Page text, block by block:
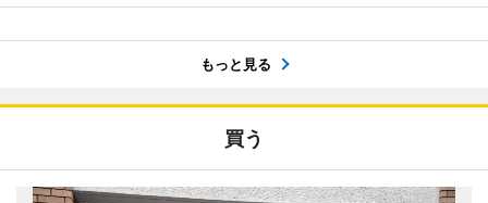
もっと見る
買う